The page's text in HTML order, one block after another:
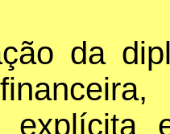
da
explícita